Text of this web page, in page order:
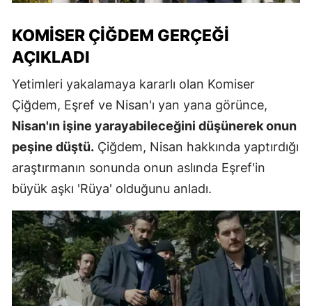
KOMISER ÇIĞDEM GERÇEĞI
AÇIKLADI
Yetimleri yakalamaya kararlı olan Komiser
Çiğdem, Eşref ve Nisan'ı yan yana görünce,
Nisan'ın işine yarayabileceğini düşünerek onun
peşine düştü. Çiğdem, Nisan hakkında yaptırdığı
araştırmanın sonunda onun aslında Eşref'in
büyük aşkı 'Rüya' olduğunu anladı.